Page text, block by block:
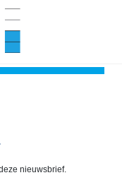
nieuwsbrief.